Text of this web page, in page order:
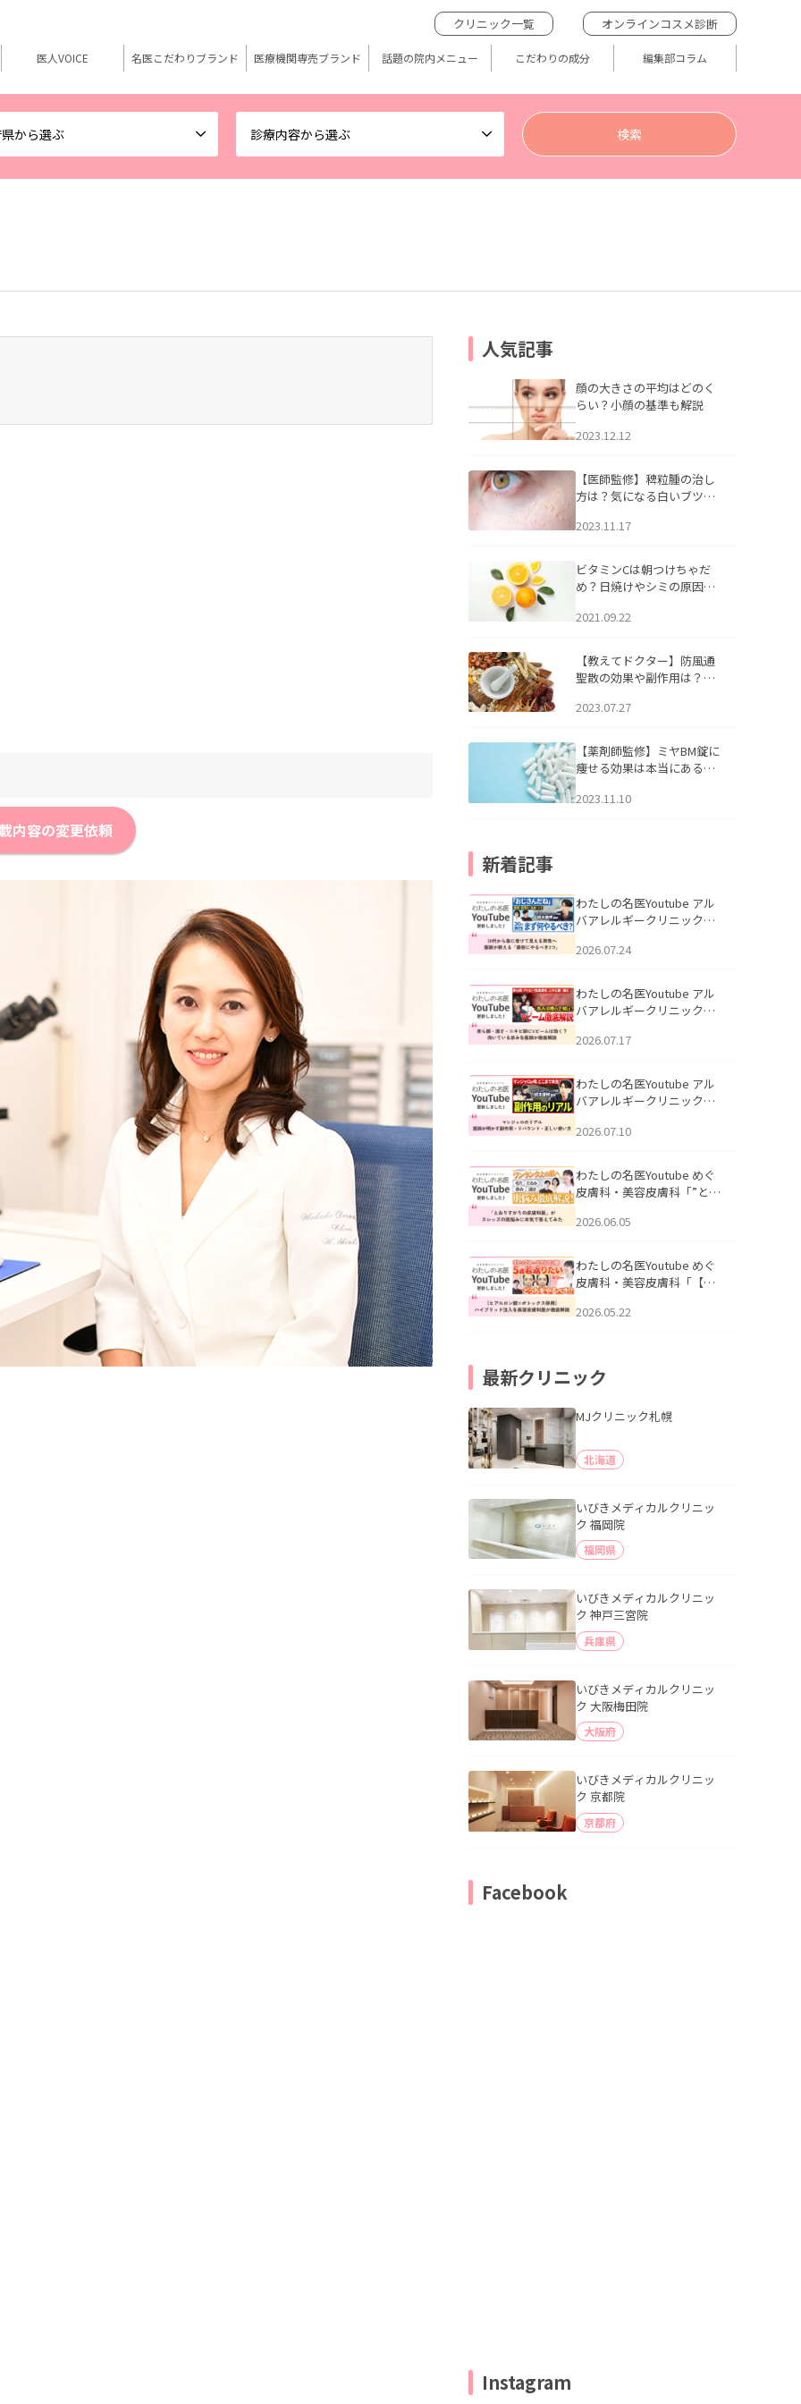
から選ぶ 診療内容から選ぶ
クリニック一覧 オンラインコスメ診断
医人VOICE 名医こだわりブランド 医療機関専売ブランド 話題の院内メニュー こだわりの成分 編集部コラム
内容の変更依頼
人気記事
顔の大きさの平均はどのく
らい？小顔の基準も解説
2023.12.12
【医師監修】稗粒腫の治し
方は？気になる白いブツブ
アについて
2023.11.17
ビタミンCは朝つけちゃだ
め？日焼けやシミの原因に
2021.09.22
【教えてドクター】防風通
聖散の効果や副作用は？長
2023.07.27
【薬剤師監修】ミヤBM錠に
痩せる効果は本当にある
2023.11.10
新着記事
わたしの名医Youtube アル
バアレルギークリニック札
える男性へ｜医師が教える
公開いたしました。
2026.07.24
わたしの名医Youtube アル
バアレルギークリニック札
跡にVビームは効く？向いて
説」を公開いたしました。
2026.07.17
わたしの名医Youtube アル
バアレルギークリニック札
医師が明かす副作用・リバ
公開いたしました。
2026.07.10
わたしの名医Youtube めぐ
皮膚科・美容皮膚科「”とお
ッズの肌悩みに本気で答え
た。
2026.06.05
わたしの名医Youtube めぐ
皮膚科・美容皮膚科「【ヒ
用】ハイブリッド注入を美
2026.05.22
最新クリニック
MJクリニック札幌
北海道
いびきメディカルクリニッ
ク 福岡院
福岡県
いびきメディカルクリニッ
ク 神戸三宮院
兵庫県
いびきメディカルクリニッ
ク 大阪梅田院
大阪府
いびきメディカルクリニッ
ク 京都院
京都府
Facebook
Instagram